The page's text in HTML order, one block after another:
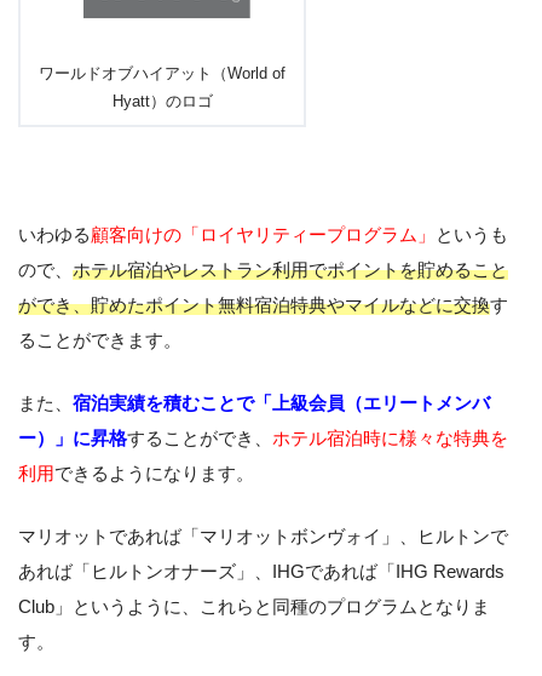
ワールドオブハイアット（World of
Hyatt）のロゴ
いわゆる顧客向けの「ロイヤリティープログラム」
というも
ので、 ホテル宿泊やレストラン利用でポイントを貯めること
ができ、貯めたポイント無料宿泊特典やマイルなどに交換す
ることができます。
また、 宿泊実績を積むことで「上級会員（エリートメンバ
ー）」に昇格することができ、 ホテル宿泊時に様々な特典を
利用できるようになります。
マリオットであれば「マリオットボンヴォイ」、ヒルトンで
あれば「ヒルトンオナーズ」、IHGであれば「IHG Rewards
Club」というように、これらと同種のプログラムとなりま
す。